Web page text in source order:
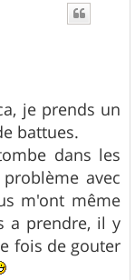
je prends un
battues.
dans les
avec
m'ont même
a prendre, il y
fois de gouter